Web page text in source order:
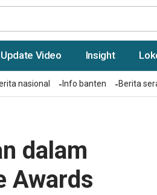
Update Video Insight
nasional Info banten Berita
dalam
Awards